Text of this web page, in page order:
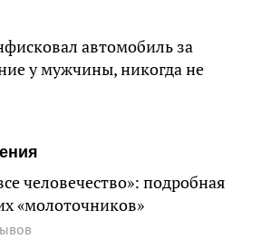
автомобиль за
у мужчины, никогда не
человечество»: подробная
«молоточников»